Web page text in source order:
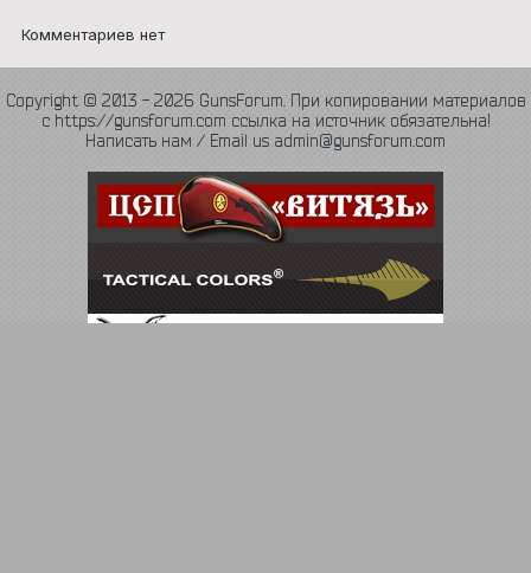
Комментариев нет
Copyright © 2013 - 2026 GunsForum. При копировании материалов
с https://gunsforum.com ссылка на источник обязательна!
Написать нам / Email us admin@gunsforum.com